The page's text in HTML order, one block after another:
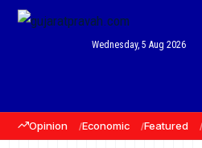
Wednesday, 5 Aug 2026
Opinion Economic Featured